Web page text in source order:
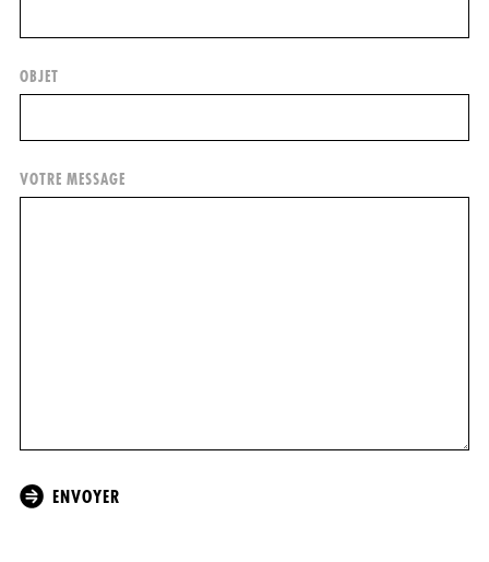
OBJET
VOTRE MESSAGE